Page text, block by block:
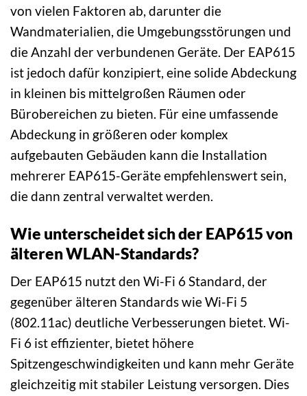
von vielen Faktoren ab, darunter die
Wandmaterialien, die Umgebungsstörungen und
die Anzahl der verbundenen Geräte. Der EAP615
ist jedoch dafür konzipiert, eine solide Abdeckung
in kleinen bis mittelgroßen Räumen oder
Bürobereichen zu bieten. Für eine umfassende
Abdeckung in größeren oder komplex
aufgebauten Gebäuden kann die Installation
mehrerer EAP615-Geräte empfehlenswert sein,
die dann zentral verwaltet werden.
Wie unterscheidet sich der EAP615 von
älteren WLAN-Standards?
Der EAP615 nutzt den Wi-Fi 6 Standard, der
gegenüber älteren Standards wie Wi-Fi 5
(802.11ac) deutliche Verbesserungen bietet. Wi-
Fi 6 ist effizienter, bietet höhere
Spitzengeschwindigkeiten und kann mehr Geräte
gleichzeitig mit stabiler Leistung versorgen. Dies